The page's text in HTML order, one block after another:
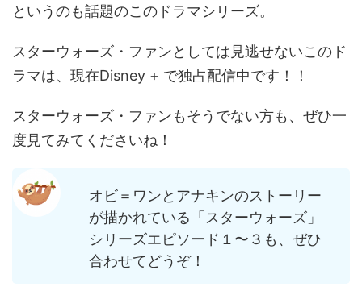
というのも話題のこのドラマシリーズ。
スターウォーズ・ファンとしては見逃せないこのド
ラマは、現在Disney + で独占配信中です！！
スターウォーズ・ファンもそうでない方も、ぜひ一
度見てみてくださいね！
オビ＝ワンとアナキンのストーリー
が描かれている「スターウォーズ」
シリーズエピソード１〜３も、ぜひ
合わせてどうぞ！